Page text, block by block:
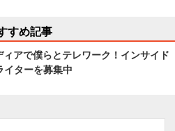
すめ記事
ィアで僕らとテレワーク！インサイド
ターを募集中